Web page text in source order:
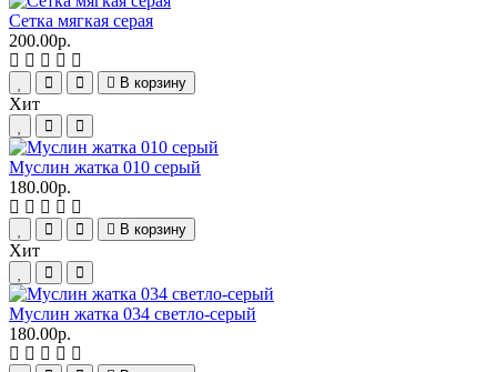
Сетка мягкая серая
200.00р.
В корзину
Хит
Муслин жатка 010 серый
180.00р.
В корзину
Хит
Муслин жатка 034 светло-серый
180.00р.